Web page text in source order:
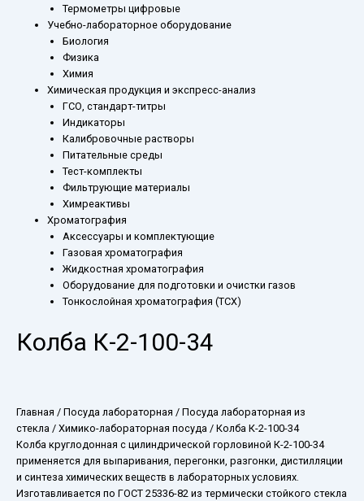
Термометры цифровые
Учебно-лабораторное оборудование
Биология
Физика
Химия
Химическая продукция и экспресс-анализ
ГСО, стандарт-титры
Индикаторы
Калибровочные растворы
Питательные среды
Тест-комплекты
Фильтрующие материалы
Химреактивы
Хроматография
Аксессуары и комплектующие
Газовая хроматография
Жидкостная хроматография
Оборудование для подготовки и очистки газов
Тонкослойная хроматография (ТСХ)
Колба К-2-100-34
Главная / Посуда лабораторная / Посуда лабораторная из
стекла / Химико-лабораторная посуда / Колба К-2-100-34
Колба круглодонная с цилиндрической горловиной К-2-100-34
применяется для выпаривания, перегонки, разгонки, дистилляции
и синтеза химических веществ в лабораторных условиях.
Изготавливается по ГОСТ 25336-82 из термически стойкого стекла